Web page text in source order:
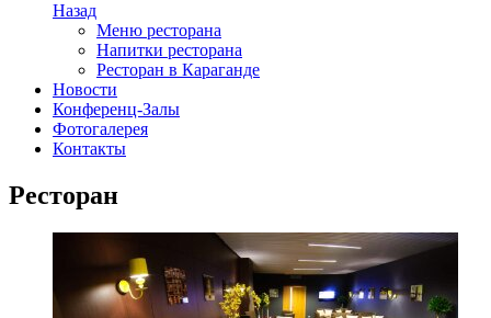
Назад
Меню ресторана
Напитки ресторана
Ресторан в Караганде
Новости
Конференц-Залы
Фотогалерея
Контакты
Ресторан